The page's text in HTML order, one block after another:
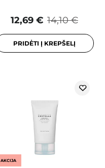
14,10 €
12,69 €
PRIDĖTI Į KREPŠELĮ
AKCIJA